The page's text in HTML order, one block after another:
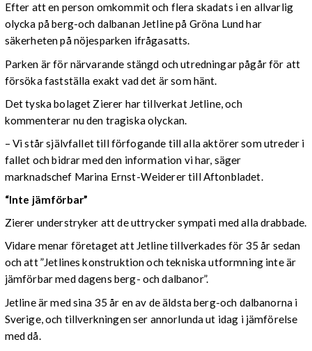
Efter att en person omkommit och flera skadats i en allvarlig
olycka på berg-och dalbanan Jetline på Gröna Lund har
säkerheten på nöjesparken ifrågasatts.
Parken är för närvarande stängd och utredningar pågår för att
försöka fastställa exakt vad det är som hänt.
Det tyska bolaget Zierer har tillverkat Jetline, och
kommenterar nu den tragiska olyckan.
– Vi står självfallet till förfogande till alla aktörer som utreder i
fallet och bidrar med den information vi har, säger
marknadschef Marina Ernst-Weiderer till Aftonbladet.
“Inte jämförbar”
Zierer understryker att de uttrycker sympati med alla drabbade.
Vidare menar företaget att Jetline tillverkades för 35 år sedan
och att ”Jetlines konstruktion och tekniska utformning inte är
jämförbar med dagens berg- och dalbanor”.
Jetline är med sina 35 år en av de äldsta berg-och dalbanorna i
Sverige, och tillverkningen ser annorlunda ut idag i jämförelse
med då.